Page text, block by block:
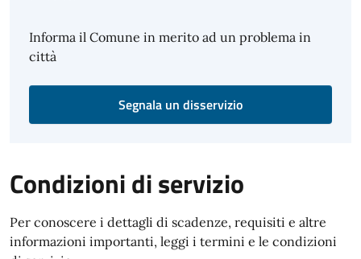
Informa il Comune in merito ad un problema in
città
Segnala un disservizio
Condizioni di servizio
Per conoscere i dettagli di scadenze, requisiti e altre
informazioni importanti, leggi i termini e le condizioni